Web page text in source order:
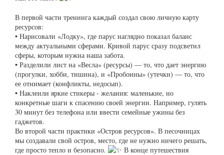
В первой части тренинга каждый создал свою личную карту
ресурсов:
• Нарисовали «Лодку», где парус наглядно показал баланс
между актуальными сферами. Кривой парус сразу подсветил
сферы, которым нужна наша забота.
• Разделили лист на «Весла» (ресурсы) — то, что дает энергию
(прогулки, хобби, тишина), и «Пробоины» (утечки) — то, что
ее отнимает (конфликты, недосып).
• Наклеили яркие стикеры - желания: маленькие, но
конкретные шаги к спасению своей энергии. Например, гулять
30 минут без телефона или ввести семейные ужины без
гаджетов.
Во второй части практики «Остров ресурсов». В песочницах
мы создавали свой остров, место, где не нужно ничего решать,
где просто тепло и безопасно.
В конце путешествия